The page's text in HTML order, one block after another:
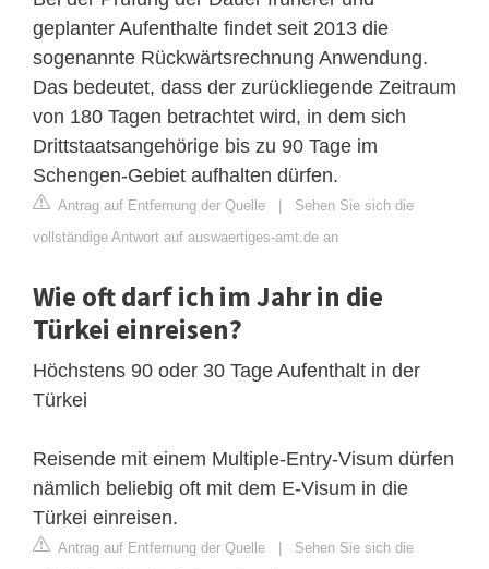
geplanter Aufenthalte findet seit 2013 die
sogenannte Rückwärtsrechnung Anwendung.
Das bedeutet, dass der zurückliegende Zeitraum
von 180 Tagen betrachtet wird, in dem sich
Drittstaatsangehörige bis zu 90 Tage im
Schengen-Gebiet aufhalten dürfen.
Antrag auf Entfernung der Quelle | Sehen Sie sich die
vollständige Antwort auf auswaertiges-amt.de an
Wie oft darf ich im Jahr in die
Türkei einreisen?
Höchstens 90 oder 30 Tage Aufenthalt in der
Türkei
Reisende mit einem Multiple-Entry-Visum dürfen
nämlich beliebig oft mit dem E-Visum in die
Türkei einreisen.
Antrag auf Entfernung der Quelle | Sehen Sie sich die